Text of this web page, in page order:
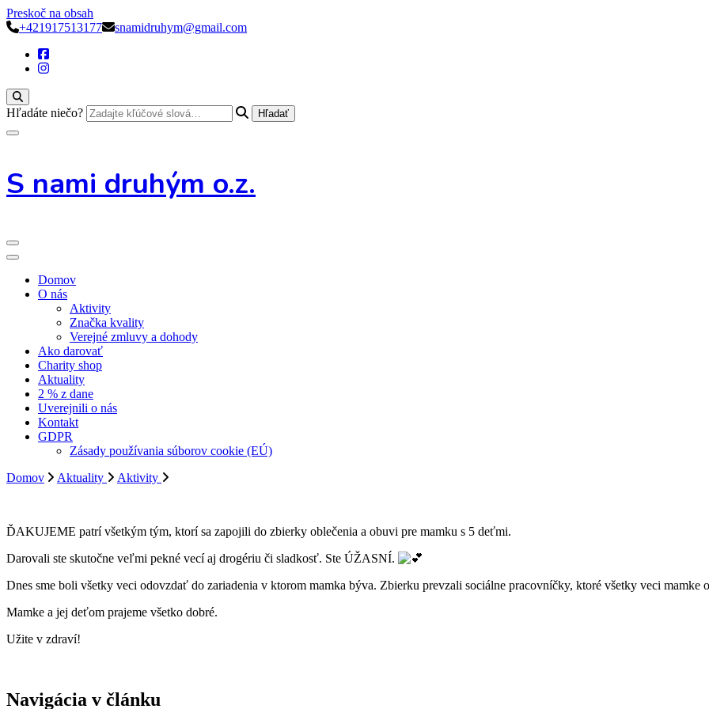
Preskoč na obsah
+421917513177
snamidruhym@gmail.com
Hľadáte niečo?
S nami druhým o.z.
Domov
O nás
Aktivity
Značka kvality
Verejné zmluvy a dohody
Ako darovať
Charity shop
Aktuality
2 % z dane
Uverejnili o nás
Kontakt
GDPR
Zásady používania súborov cookie (EÚ)
Domov
Aktuality Aktivity
ĎAKUJEME patrí všetkým tým, ktorí sa zapojili do zbierky oblečenia a obuvi pre mamku s 5 deťmi.
Darovali ste skutočne veľmi pekné vecí aj drogériu či sladkosť. Ste ÚŽASNÍ.
Dnes sme boli všetky veci odovzdať do zariadenia v ktorom mamka býva. Zbierku prevzali sociálne pracovníčky, ktoré všetky veci mamke
Mamke a jej deťom prajeme všetko dobré.
Užite v zdraví!
Navigácia v článku